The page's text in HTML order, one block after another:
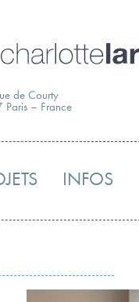
Skip
to
de Courty
– France
INFOS